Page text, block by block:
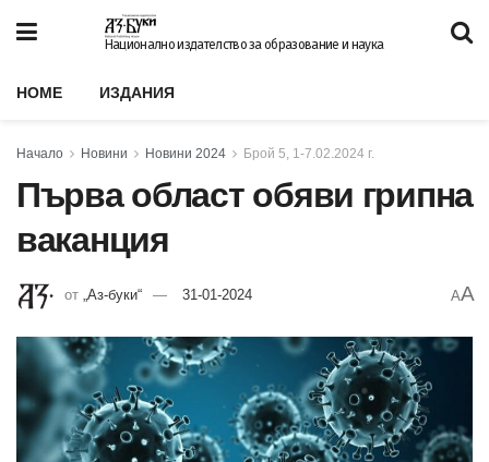
Национално издателство за образование и наука
HOME ИЗДАНИЯ
Начало Новини Новини 2024 Брой 5, 1-7.02.2024 г.
Първа област обяви грипна
ваканция
от „Аз-буки“ 31-01-2024 AA